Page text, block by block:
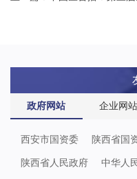
政府网站 企业网站
西安市国资委 陕西省国
陕西省人民政府 中华人